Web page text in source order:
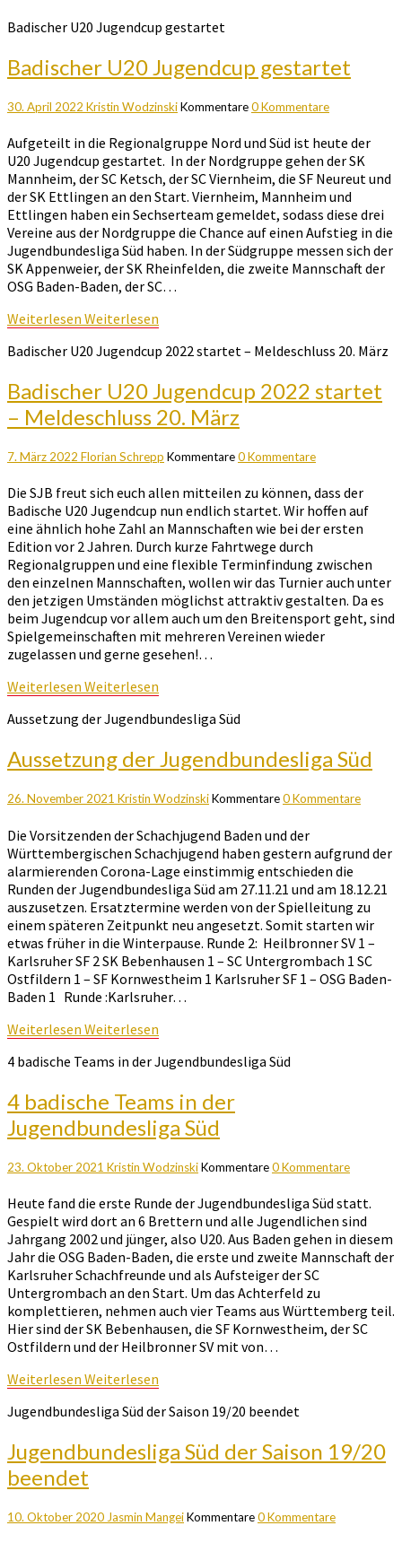
Badischer U20 Jugendcup gestartet
Badischer U20 Jugendcup gestartet
30. April 2022 Kristin WodzinskiKommentare0 Kommentare
Aufgeteilt in die Regionalgruppe Nord und Süd ist heute der
U20 Jugendcup gestartet. In der Nordgruppe gehen der SK
Mannheim, der SC Ketsch, der SC Viernheim, die SF Neureut und
der SK Ettlingen an den Start. Viernheim, Mannheim und
Ettlingen haben ein Sechserteam gemeldet, sodass diese drei
Vereine aus der Nordgruppe die Chance auf einen Aufstieg in die
Jugendbundesliga Süd haben. In der Südgruppe messen sich der
SK Appenweier, der SK Rheinfelden, die zweite Mannschaft der
OSG Baden-Baden, der SC…
Weiterlesen Weiterlesen
Badischer U20 Jugendcup 2022 startet – Meldeschluss 20. März
Badischer U20 Jugendcup 2022 startet
– Meldeschluss 20. März
7. März 2022 Florian Schrepp Kommentare0 Kommentare
Die SJB freut sich euch allen mitteilen zu können, dass der
Badische U20 Jugendcup nun endlich startet. Wir hoffen auf
eine ähnlich hohe Zahl an Mannschaften wie bei der ersten
Edition vor 2 Jahren. Durch kurze Fahrtwege durch
Regionalgruppen und eine flexible Terminfindung zwischen
den einzelnen Mannschaften, wollen wir das Turnier auch unter
den jetzigen Umständen möglichst attraktiv gestalten. Da es
beim Jugendcup vor allem auch um den Breitensport geht, sind
Spielgemeinschaften mit mehreren Vereinen wieder
zugelassen und gerne gesehen!…
Weiterlesen Weiterlesen
Aussetzung der Jugendbundesliga Süd
Aussetzung der Jugendbundesliga Süd
26. November 2021 Kristin WodzinskiKommentare0 Kommentare
Die Vorsitzenden der Schachjugend Baden und der
Württembergischen Schachjugend haben gestern aufgrund der
alarmierenden Corona-Lage einstimmig entschieden die
Runden der Jugendbundesliga Süd am 27.11.21 und am 18.12.21
auszusetzen. Ersatztermine werden von der Spielleitung zu
einem späteren Zeitpunkt neu angesetzt. Somit starten wir
etwas früher in die Winterpause. Runde 2: Heilbronner SV 1 –
Karlsruher SF 2 SK Bebenhausen 1 – SC Untergrombach 1 SC
Ostfildern 1 – SF Kornwestheim 1 Karlsruher SF 1 – OSG Baden-
Baden 1 Runde :Karlsruher…
Weiterlesen Weiterlesen
4 badische Teams in der Jugendbundesliga Süd
4 badische Teams in der
Jugendbundesliga Süd
23. Oktober 2021 Kristin WodzinskiKommentare0 Kommentare
Heute fand die erste Runde der Jugendbundesliga Süd statt.
Gespielt wird dort an 6 Brettern und alle Jugendlichen sind
Jahrgang 2002 und jünger, also U20. Aus Baden gehen in diesem
Jahr die OSG Baden-Baden, die erste und zweite Mannschaft der
Karlsruher Schachfreunde und als Aufsteiger der SC
Untergrombach an den Start. Um das Achterfeld zu
komplettieren, nehmen auch vier Teams aus Württemberg teil.
Hier sind der SK Bebenhausen, die SF Kornwestheim, der SC
Ostfildern und der Heilbronner SV mit von…
Weiterlesen Weiterlesen
Jugendbundesliga Süd der Saison 19/20 beendet
Jugendbundesliga Süd der Saison 19/20
beendet
10. Oktober 2020 Jasmin MangeiKommentare0 Kommentare